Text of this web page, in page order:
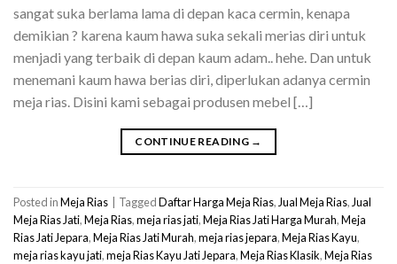
sangat suka berlama lama di depan kaca cermin, kenapa
demikian ? karena kaum hawa suka sekali merias diri untuk
menjadi yang terbaik di depan kaum adam.. hehe. Dan untuk
menemani kaum hawa berias diri, diperlukan adanya cermin
meja rias. Disini kami sebagai produsen mebel […]
CONTINUE READING →
Posted inMeja Rias TaggedDaftar Harga Meja Rias,Jual Meja Rias,Jual
Meja Rias Jati,Meja Rias,meja rias jati,Meja Rias Jati Harga Murah,Meja
Rias Jati Jepara,Meja Rias Jati Murah,meja rias jepara,Meja Rias Kayu,
meja rias kayu jati,meja Rias Kayu Jati Jepara,Meja Rias Klasik,Meja Rias